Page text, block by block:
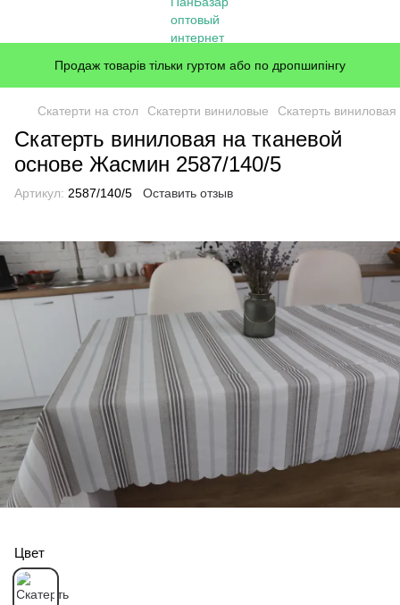
Продаж товарів тільки гуртом або по дропшипінгу
Скатерти на стол Скатерти виниловые Скатерть
Скатерть виниловая на тканевой
основе Жасмин 2587/140/5
Артикул: 2587/140/5 Оставить отзыв
Цвет